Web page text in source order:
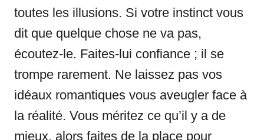
toutes les illusions. Si votre instinct vous
dit que quelque chose ne va pas,
écoutez-le. Faites-lui confiance ; il se
trompe rarement. Ne laissez pas vos
idéaux romantiques vous aveugler face à
la réalité. Vous méritez ce qu’il y a de
mieux, alors faites de la place pour